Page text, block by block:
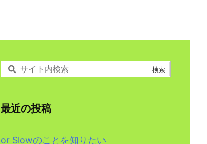
最近の投稿
or Slowのことを知りたい